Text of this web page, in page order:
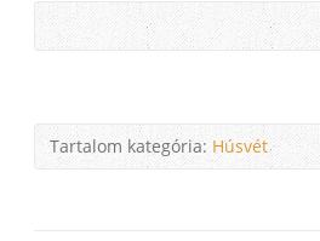
Tartalom kategória: Húsvét